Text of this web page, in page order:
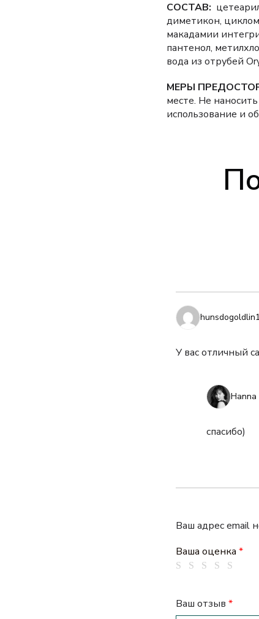
СОСТАВ:
диметикон,
макадамии
пантенол,
вода из отрубей
МЕРЫ
месте. Не
использование и
У вас отличный
спасибо)
Ваш адрес email
Ваша оценка *
Ваш отзыв *